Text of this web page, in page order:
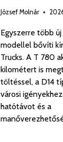
József Molnár
Egyszerre több
modellel bővíti
Trucks. A T 780
kilométert is
töltéssel, a D14
városi
hatótávot és a